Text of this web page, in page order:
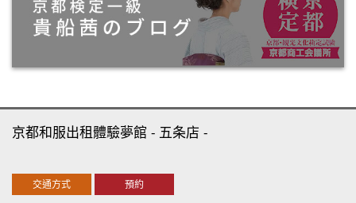
京都和服出租體驗夢館 五条店
交通方式 預約